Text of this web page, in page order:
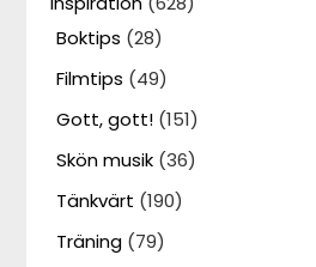
Boktips (28)
Filmtips (49)
Gott, gott! (151)
Skön musik (36)
Tänkvärt (190)
Träning (79)